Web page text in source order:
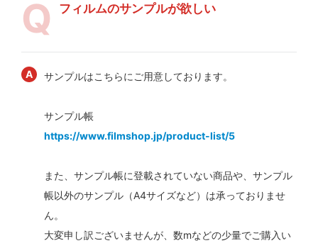
フィルムのサンプルが欲しい
サンプルはこちらにご用意しております。
サンプル帳
https://www.filmshop.jp/product-list/5
また、サンプル帳に登載されていない商品や、サンプル
帳以外のサンプル（A4サイズなど）は承っておりませ
ん。
大変申し訳ございませんが、数mなどの少量でご購入い